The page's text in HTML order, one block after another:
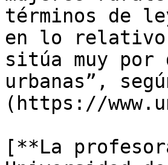
términos de
en lo relativo
sitúa muy por
urbanas”,
(https://
[**La